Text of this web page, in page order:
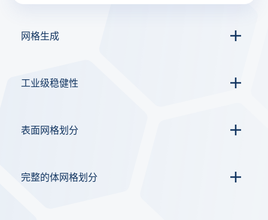
网格生成
工业级稳健性
表面网格划分
完整的体网格划分